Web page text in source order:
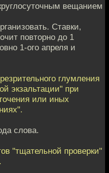
вещанием
Ставки,
повторно до 1
1-ого апреля и
глумления
экзальтации" при
или иных
слова.
"тщательной проверки"